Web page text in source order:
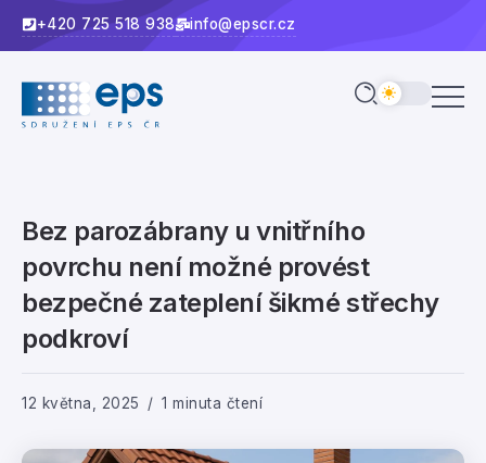
+420 725 518 938 info@epscr.cz
Bez parozábrany u vnitřního
povrchu není možné provést
bezpečné zateplení šikmé střechy
podkroví
12 května, 2025 1 minuta čtení